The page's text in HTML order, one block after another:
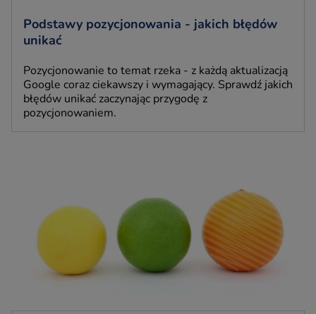
Podstawy pozycjonowania - jakich błędów
unikać
Pozycjonowanie to temat rzeka - z każdą aktualizacją
Google coraz ciekawszy i wymagający. Sprawdź jakich
błędów unikać zaczynając przygodę z
pozycjonowaniem.